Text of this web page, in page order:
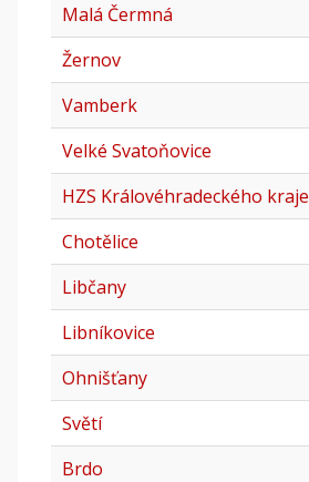
Malá Čermná
Žernov
Vamberk
Velké Svatoňovice
HZS Královéhradeckého kraje
Chotělice
Libčany
Libníkovice
Ohnišťany
Světí
Brdo